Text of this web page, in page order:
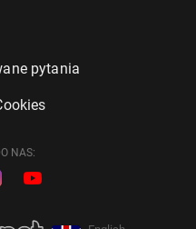
pytania
NAS: